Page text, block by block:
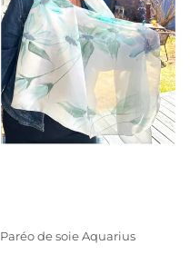
Paréo de soie Aquarius